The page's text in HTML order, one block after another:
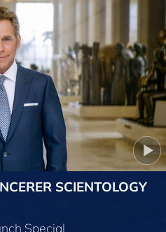
SCIENTOLOGY
Special